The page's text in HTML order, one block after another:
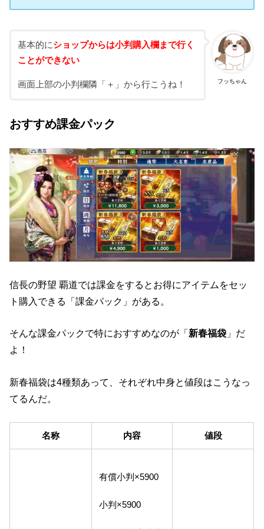
フッちゃん
基本的にショップからは小判購入欄まで行く
ことができない
画面上部の小判欄隣「＋」から行こうね！
おすすめ課金パック
信長の野望 覇道では課金をするとお得にアイテムをセッ
ト購入できる「課金パック」がある。
そんな課金パックで特におすすめなのが「新春福袋 」だ
よ！
新春福袋は4種類あって、それぞれ中身と値段はこうなっ
てるんだ。
名称 内容 値段
有償小判×5900
小判×5900